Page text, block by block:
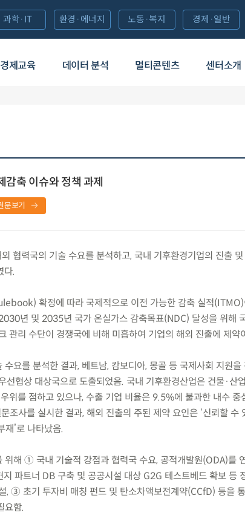
경제교육 데이터 분석 멀티콘텐츠 센터소개
과학·IT 환경·에너지 노동·복지 경제·일반
축 이슈와 정책 과제
문보기
협력국의 기술 수요를 분석하고, 국내 기후환경기업의 진출 및
다.
확정에 따라 국제적으로 이전 가능한 감축 실적(ITMO)
년 및 2035년 국가 온실가스 감축목표(NDC) 달성을 위해
관리 수단이 경쟁국에 비해 미흡하여 기업의 해외 진출에 제약
요를 분석한 결과, 베트남, 캄보디아, 몽골 등 국제사회 지원을
선협상 대상국으로 도출되었음. 국내 기후환경산업은 건물·산
위를 점하고 있으나, 수출 기업 비율은 9.5%에 불과한 내수 중
조사를 실시한 결과, 해외 진출의 주된 제약 요인은 ‘신뢰할 수
재’로 나타났음.
위해 ① 국내 기술적 강점과 협력국 수요, 공적개발원(ODA)를
파트너 DB 구축 및 공공시설 대상 G2G 테스트베드 확보 등
, ③ 초기 투자비 매칭 펀드 및 탄소차액보전계약(CCfD) 등을
요함.